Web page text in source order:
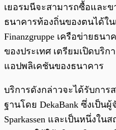
เยอรมนีจะสามารถซื้อและ
ธนาคารท้องถิ่นของตนได้ใน
Finanzgruppe เครือข่ายธ
ของประเทศ เตรียมเปิดบริ
แอปพลิเคชันของธนาคาร
บริการดังกล่าวจะได้รับกา
ฐานโดย DekaBank ซึ่งเป็น
Sparkassen และเป็นหนึ่งใน